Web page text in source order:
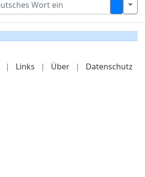
| Links | Über | Datenschutz